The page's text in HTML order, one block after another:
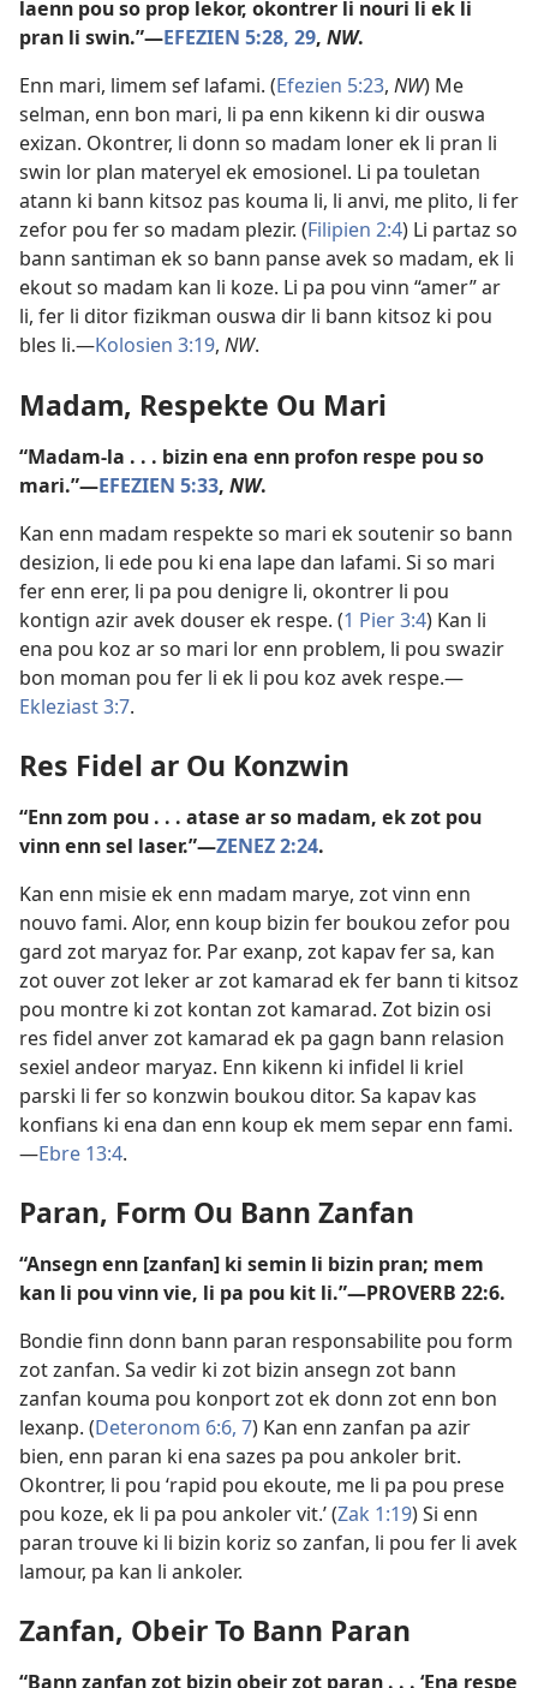
laenn pou so prop lekor, okontrer li nouri li ek li
pran li swin.”​—EFEZIEN 5:28, 29, NW.
Enn mari, limem sef lafami. (Efezien 5:23, NW) Me
selman, enn bon mari, li pa enn kikenn ki dir ouswa
exizan. Okontrer, li donn so madam loner ek li pran li
swin lor plan materyel ek emosionel. Li pa touletan
atann ki bann kitsoz pas kouma li, li anvi, me plito, li fer
zefor pou fer so madam plezir. (Filipien 2:4) Li partaz so
bann santiman ek so bann panse avek so madam, ek li
ekout so madam kan li koze. Li pa pou vinn “amer” ar
li, fer li ditor fizikman ouswa dir li bann kitsoz ki pou
bles li.​—Kolosien 3:19, NW.
Madam, Respekte Ou Mari
“Madam-la . . . bizin ena enn profon respe pou so
mari.”​—EFEZIEN 5:33, NW.
Kan enn madam respekte so mari ek soutenir so bann
desizion, li ede pou ki ena lape dan lafami. Si so mari
fer enn erer, li pa pou denigre li, okontrer li pou
kontign azir avek douser ek respe. (1 Pier 3:4) Kan li
ena pou koz ar so mari lor enn problem, li pou swazir
bon moman pou fer li ek li pou koz avek respe.​—
Ekleziast 3:7.
Res Fidel ar Ou Konzwin
“Enn zom pou . . . atase ar so madam, ek zot pou
vinn enn sel laser.”​—ZENEZ 2:24.
Kan enn misie ek enn madam marye, zot vinn enn
nouvo fami. Alor, enn koup bizin fer boukou zefor pou
gard zot maryaz for. Par exanp, zot kapav fer sa, kan
zot ouver zot leker ar zot kamarad ek fer bann ti kitsoz
pou montre ki zot kontan zot kamarad. Zot bizin osi
res fidel anver zot kamarad ek pa gagn bann relasion
sexiel andeor maryaz. Enn kikenn ki infidel li kriel
parski li fer so konzwin boukou ditor. Sa kapav kas
konfians ki ena dan enn koup ek mem separ enn fami.​
—Ebre 13:4.
Paran, Form Ou Bann Zanfan
“Ansegn enn [zanfan] ki semin li bizin pran; mem
kan li pou vinn vie, li pa pou kit li.”​—PROVERB 22:6.
Bondie finn donn bann paran responsabilite pou form
zot zanfan. Sa vedir ki zot bizin ansegn zot bann
zanfan kouma pou konport zot ek donn zot enn bon
lexanp. (Deteronom 6:6, 7) Kan enn zanfan pa azir
bien, enn paran ki ena sazes pa pou ankoler brit.
Okontrer, li pou ‘rapid pou ekoute, me li pa pou prese
pou koze, ek li pa pou ankoler vit.’ (Zak 1:19) Si enn
paran trouve ki li bizin koriz so zanfan, li pou fer li avek
lamour, pa kan li ankoler.
Zanfan, Obeir To Bann Paran
“Bann zanfan zot bizin obeir zot paran . . . ‘Ena respe